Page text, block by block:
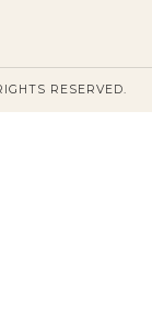
RESERVED.